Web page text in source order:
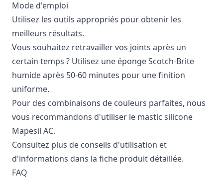
Mode d'emploi
Utilisez les outils appropriés pour obtenir les
meilleurs résultats.
Vous souhaitez retravailler vos joints après un
certain temps ? Utilisez une éponge Scotch-Brite
humide après 50-60 minutes pour une finition
uniforme.
Pour des combinaisons de couleurs parfaites, nous
vous recommandons d'utiliser le mastic silicone
Mapesil AC.
Consultez plus de conseils d'utilisation et
d'informations dans la fiche produit détaillée.
FAQ